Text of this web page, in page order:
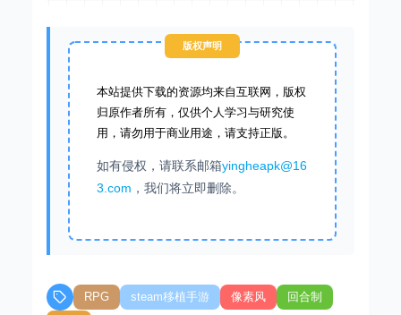
版权声明
本站提供下载的资源均来自互联网，版权
归原作者所有，仅供个人学习与研究使
用，请勿用于商业用途，请支持正版。
如有侵权，请联系邮箱yingheapk@16
3.com ，我们将立即删除。
RPG steam移植手游 像素风
回合制